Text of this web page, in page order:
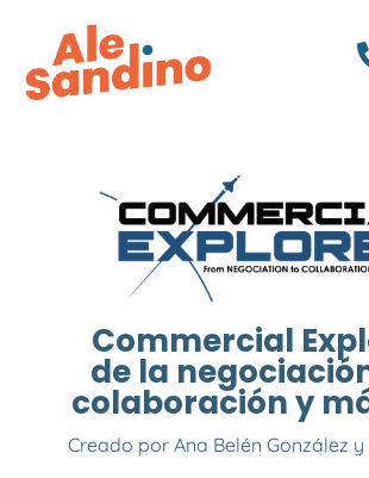
Commercial
de la
colaboración y
Creado por Ana Belén González y